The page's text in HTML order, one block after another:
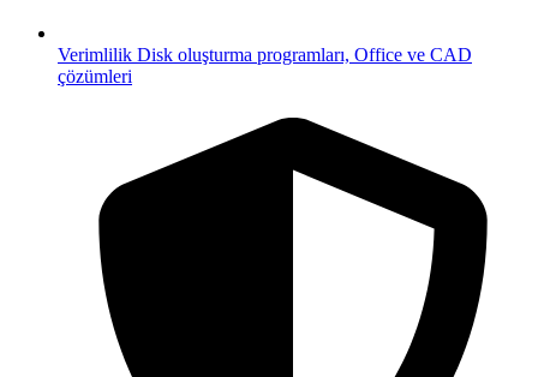
Verimlilik Disk oluşturma programları, Office ve CAD
çözümleri